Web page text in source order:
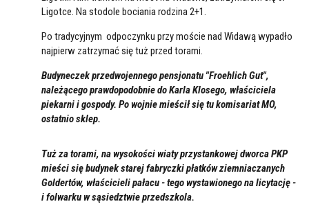
Ligotce. Na stodole bociania rodzina 2+1.
Po tradycyjnym odpoczynku przy moście nad Widawą wypadło
najpierw zatrzymać się tuż przed torami.
Budyneczek przedwojennego pensjonatu "Froehlich Gut",
należącego prawdopodobnie do Karla Klosego, właściciela
piekarni i gospody. Po wojnie mieścił się tu komisariat MO,
ostatnio sklep.
Tuż za torami, na wysokości wiaty przystankowej dworca PKP
mieści się budynek starej fabryczki płatków ziemniaczanych
Goldertów, właścicieli pałacu - tego wystawionego na licytację -
i folwarku w sąsiedztwie przedszkola.